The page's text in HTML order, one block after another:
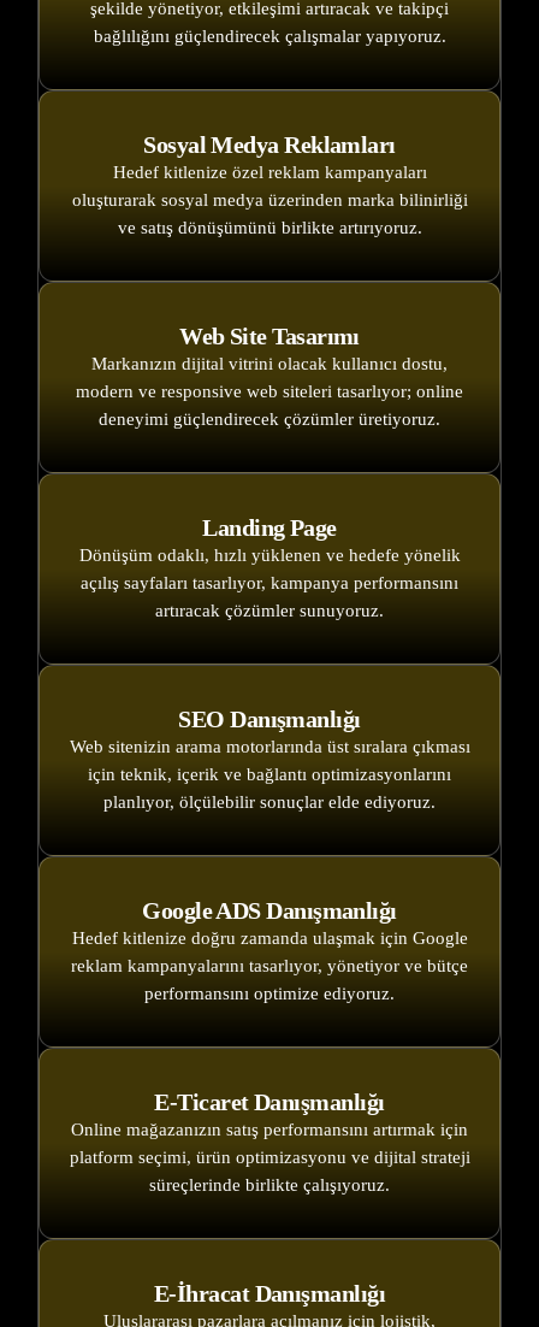
şekilde yönetiyor, etkileşimi artıracak ve takipçi
bağlılığını güçlendirecek çalışmalar yapıyoruz.
Sosyal Medya Reklamları
Hedef kitlenize özel reklam kampanyaları
oluşturarak sosyal medya üzerinden marka bilinirliği
ve satış dönüşümünü birlikte artırıyoruz.
Web Site Tasarımı
Markanızın dijital vitrini olacak kullanıcı dostu,
modern ve responsive web siteleri tasarlıyor; online
deneyimi güçlendirecek çözümler üretiyoruz.
Landing Page
Dönüşüm odaklı, hızlı yüklenen ve hedefe yönelik
açılış sayfaları tasarlıyor, kampanya performansını
artıracak çözümler sunuyoruz.
SEO Danışmanlığı
Web sitenizin arama motorlarında üst sıralara çıkması
için teknik, içerik ve bağlantı optimizasyonlarını
planlıyor, ölçülebilir sonuçlar elde ediyoruz.
Google ADS Danışmanlığı
Hedef kitlenize doğru zamanda ulaşmak için Google
reklam kampanyalarını tasarlıyor, yönetiyor ve bütçe
performansını optimize ediyoruz.
E-Ticaret Danışmanlığı
Online mağazanızın satış performansını artırmak için
platform seçimi, ürün optimizasyonu ve dijital strateji
süreçlerinde birlikte çalışıyoruz.
E-İhracat Danışmanlığı
Uluslararası pazarlara açılmanız için lojistik,